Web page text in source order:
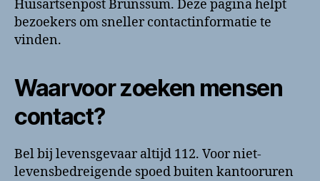
Huisartsenpost Brunssum. Deze pagina helpt
bezoekers om sneller contactinformatie te
vinden.
Waarvoor zoeken mensen
contact?
Bel bij levensgevaar altijd 112. Voor niet-
levensbedreigende spoed buiten kantooruren